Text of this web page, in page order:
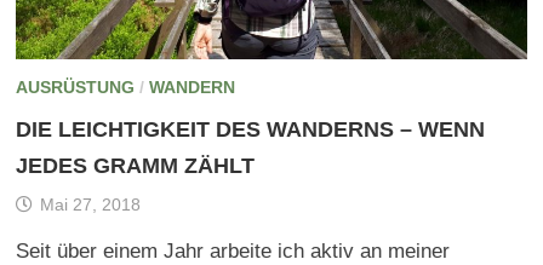
AUSRÜSTUNG / WANDERN
DIE LEICHTIGKEIT DES WANDERNS – WENN
JEDES GRAMM ZÄHLT
Mai 27, 2018
Seit über einem Jahr arbeite ich aktiv an meiner